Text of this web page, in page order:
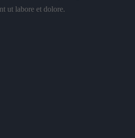
ut labore et dolore.